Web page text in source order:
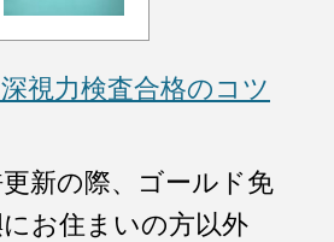
深視力検査合格のコツ
新の際、ゴールド免
お住まいの方以外